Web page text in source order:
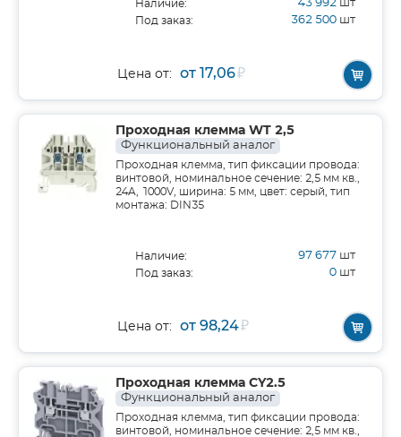
Наличие: 43 992 шт
Под заказ: 362 500 шт
Цена от: от 17,06₽
Проходная клемма WT 2,5
Функциональный аналог
Проходная клемма, тип фиксации провода:
винтовой, номинальное сечение: 2,5 мм кв.,
24A, 1000V, ширина: 5 мм, цвет: серый, тип
монтажа: DIN35
Наличие: 97 677 шт
Под заказ: 0 шт
Цена от: от 98,24₽
Проходная клемма CY2.5
Функциональный аналог
Проходная клемма, тип фиксации провода:
винтовой, номинальное сечение: 2,5 мм кв.,